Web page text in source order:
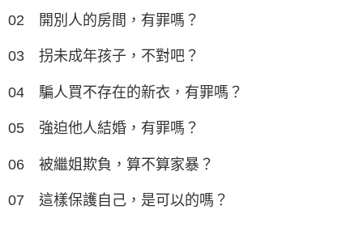
02 開別人的房間，有罪嗎？
03 拐未成年孩子，不對吧？
04 騙人買不存在的新衣，有罪嗎？
05 強迫他人結婚，有罪嗎？
06 被繼姐欺負，算不算家暴？
07 這樣保護自己，是可以的嗎？